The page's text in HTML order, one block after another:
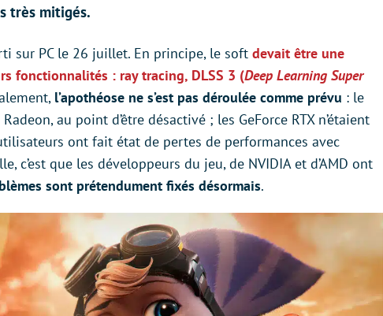
très mitigés.
sur PC le 26 juillet. En principe, le soft devait être une
fonctionnalités : ray tracing, DLSS 3 (Deep Learning Super
l’apothéose ne s’est pas déroulée comme prévu : le
au point d’être désactivé ; les GeForce RTX n’étaient
ont fait état de pertes de performances avec
c’est que les développeurs du jeu, de NVIDIA et d’AMD ont
sont prétendument fixés désormais.